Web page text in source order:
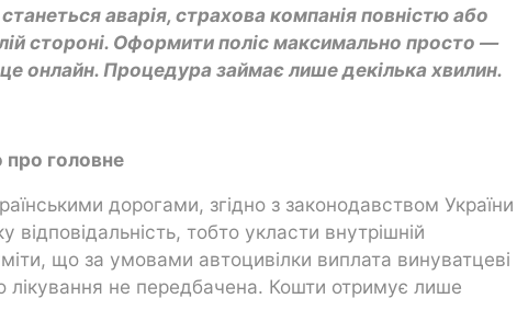
аварія, страхова компанія повністю або
стороні. Оформити поліс максимально просто —
онлайн. Процедура займає лише декілька хвилин.
головне
дорогами, згідно з законодавством України
тобто укласти внутрішній
що за умовами автоцивілки виплата винуватцеві
не передбачена. Кошти отримує лише